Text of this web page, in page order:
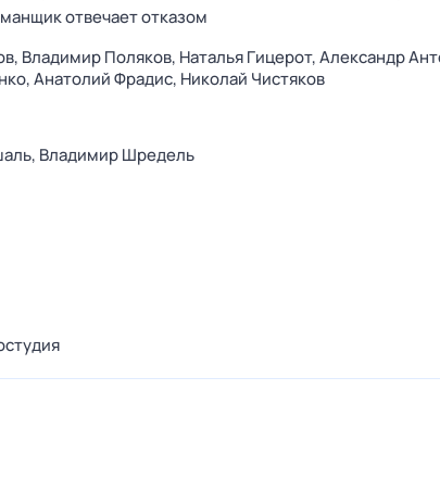
отвечает отказом
Владимир Поляков, Наталья Гицерот,Александр
Анатолий Фрадис, Николай Чистяков
Владимир Шредель